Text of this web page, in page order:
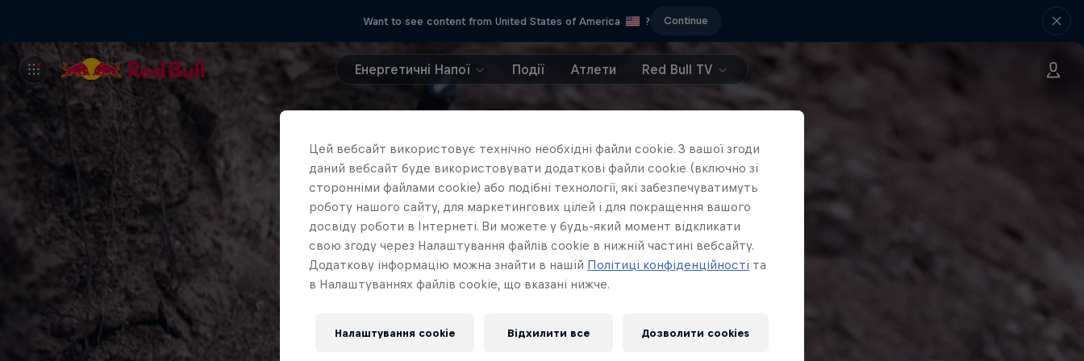
Want to see content from United States of America ? Continue
Енергетичні Напої Події Атлети Red Bull TV
Цей вебсайт використовує технічно необхідні файли cookie. З вашої згоди
даний вебсайт буде використовувати додаткові файли cookie (включно зі
сторонніми файлами cookie) або подібні технології, які забезпечуватимуть
роботу нашого сайту, для маркетингових цілей і для покращення вашого
досвіду роботи в Інтернеті. Ви можете у будь-який момент відкликати
свою згоду через Налаштування файлів cookie в нижній частині вебсайту.
Додаткову інформацію можна знайти в нашій Політиці конфіденційності та
в Налаштуваннях файлів cookie, що вказані нижче.
Налаштування cookie Відхилити все Дозволити cookies